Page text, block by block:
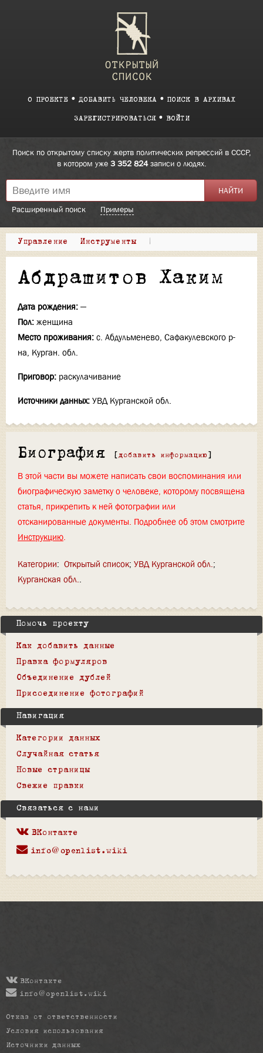
О ПРОЕКТЕ ДОБАВИТЬ ЧЕЛОВЕКА ПОИСК В АРХИВАХ
ЗАРЕГИСТРИРОВАТЬСЯ ВОЙТИ
Поиск по открытому списку жертв политических репрессий в СССР,
в котором уже 3 352 824записи о людях.
Расширенный поиск Примеры
Управление Инструменты |
Абдрашитов Хаким
Дата рождения: —
Пол: женщина
Место проживания: с. Абдульменево, Сафакулевского р-
на, Курган. обл.
Приговор: раскулачивание
Источники данных: УВД Курганской обл.
Биография [ добавить информацию ]
В этой части вы можете написать свои воспоминания или
биографическую заметку о человеке, которому посвящена
статья, прикрепить к ней фотографии или
отсканированные документы. Подробнее об этом смотрите
Инструкцию.
Категории: Открытый список УВД Курганской обл.
Курганская обл.
Помочь проекту
Как добавить данные
Правка формуляров
Объединение дублей
Присоединение фотографий
Навигация
Категории данных
Случайная статья
Новые страницы
Свежие правки
Связаться с нами
ВКонтакте
info@openlist.wiki
ВКонтакте
info@openlist.wiki
Отказ от ответственности
Условия использования
Источники данных